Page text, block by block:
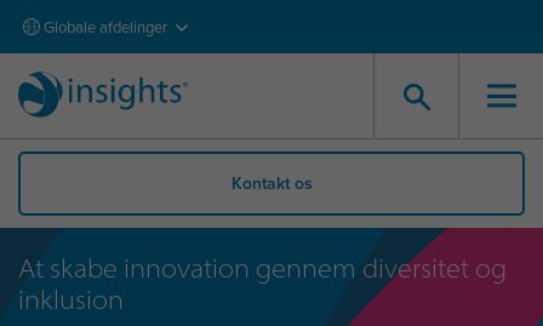
Globale afdelinger
Kontakt os
At skabe innovation gennem diversitet og
inklusion